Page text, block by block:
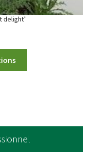
delight’
options
may
be